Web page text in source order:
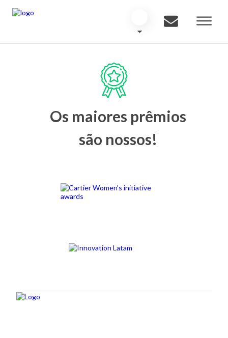
Os maiores prêmios
são nossos!